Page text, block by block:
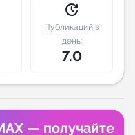
update
Публикаций в
день:
7.0
— получайте